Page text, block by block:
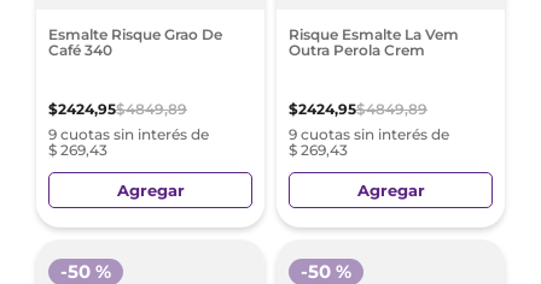
Esmalte Risque Grao De
Café 340
$2424,95$4849,89
9 cuotas sin interés de
$ 269,43
Agregar
Risque Esmalte La Vem
Outra Perola Crem
$2424,95$4849,89
9 cuotas sin interés de
$ 269,43
Agregar
-50 % -50 %